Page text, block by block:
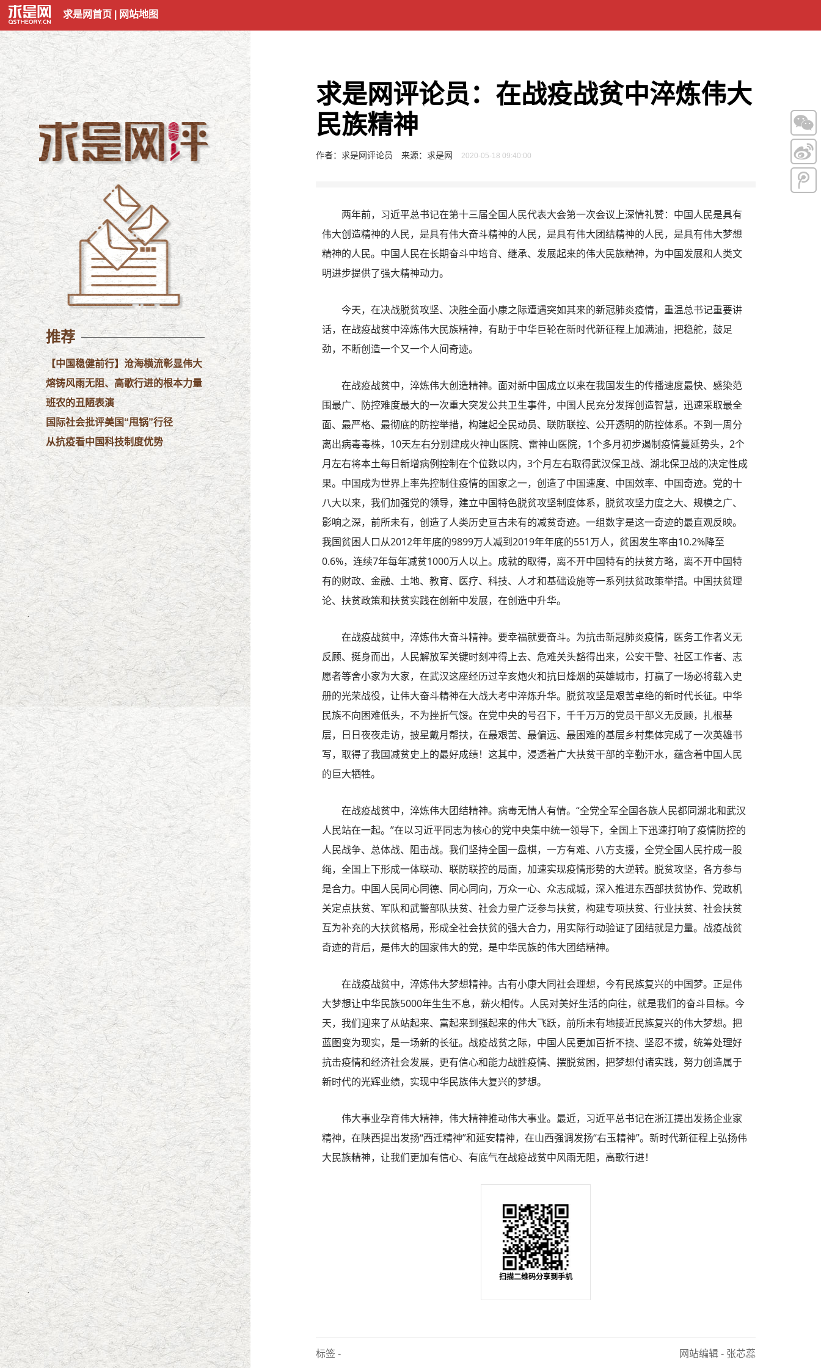
求是网首页 网站地图
推荐
【中国稳健前行】沧海横流彰显伟大
民族精神
熔铸风雨无阻、高歌行进的根本力量
班农的丑陋表演
国际社会批评美国“甩锅”行径
从抗疫看中国科技制度优势
求是网评论员：在战疫战贫中淬炼伟大
民族精神
作者：求是网评论员 来源：求是网 2020-05-18 09:40:00
两年前，习近平总书记在第十三届全国人民代表大会第一次会议上深情礼赞：中国人民是具有
伟大创造精神的人民，是具有伟大奋斗精神的人民，是具有伟大团结精神的人民，是具有伟大梦想
精神的人民。中国人民在长期奋斗中培育、继承、发展起来的伟大民族精神，为中国发展和人类文
明进步提供了强大精神动力。
今天，在决战脱贫攻坚、决胜全面小康之际遭遇突如其来的新冠肺炎疫情，重温总书记重要讲
话，在战疫战贫中淬炼伟大民族精神，有助于中华巨轮在新时代新征程上加满油，把稳舵，鼓足
劲，不断创造一个又一个人间奇迹。
在战疫战贫中，淬炼伟大创造精神。面对新中国成立以来在我国发生的传播速度最快、感染范
围最广、防控难度最大的一次重大突发公共卫生事件，中国人民充分发挥创造智慧，迅速采取最全
面、最严格、最彻底的防控举措，构建起全民动员、联防联控、公开透明的防控体系。不到一周分
离出病毒毒株，10天左右分别建成火神山医院、雷神山医院，1个多月初步遏制疫情蔓延势头，2个
月左右将本土每日新增病例控制在个位数以内，3个月左右取得武汉保卫战、湖北保卫战的决定性成
果。中国成为世界上率先控制住疫情的国家之一，创造了中国速度、中国效率、中国奇迹。党的十
八大以来，我们加强党的领导，建立中国特色脱贫攻坚制度体系，脱贫攻坚力度之大、规模之广、
影响之深，前所未有，创造了人类历史亘古未有的减贫奇迹。一组数字是这一奇迹的最直观反映。
我国贫困人口从2012年年底的9899万人减到2019年年底的551万人，贫困发生率由10.2%降至
0.6%，连续7年每年减贫1000万人以上。成就的取得，离不开中国特有的扶贫方略，离不开中国特
有的财政、金融、土地、教育、医疗、科技、人才和基础设施等一系列扶贫政策举措。中国扶贫理
论、扶贫政策和扶贫实践在创新中发展，在创造中升华。
在战疫战贫中，淬炼伟大奋斗精神。要幸福就要奋斗。为抗击新冠肺炎疫情，医务工作者义无
反顾、挺身而出，人民解放军关键时刻冲得上去、危难关头豁得出来，公安干警、社区工作者、志
愿者等舍小家为大家，在武汉这座经历过辛亥炮火和抗日烽烟的英雄城市，打赢了一场必将载入史
册的光荣战役，让伟大奋斗精神在大战大考中淬炼升华。脱贫攻坚是艰苦卓绝的新时代长征。中华
民族不向困难低头，不为挫折气馁。在党中央的号召下，千千万万的党员干部义无反顾，扎根基
层，日日夜夜走访，披星戴月帮扶，在最艰苦、最偏远、最困难的基层乡村集体完成了一次英雄书
写，取得了我国减贫史上的最好成绩！这其中，浸透着广大扶贫干部的辛勤汗水，蕴含着中国人民
的巨大牺牲。
在战疫战贫中，淬炼伟大团结精神。病毒无情人有情。“全党全军全国各族人民都同湖北和武汉
人民站在一起。”在以习近平同志为核心的党中央集中统一领导下，全国上下迅速打响了疫情防控的
人民战争、总体战、阻击战。我们坚持全国一盘棋，一方有难、八方支援，全党全国人民拧成一股
绳，全国上下形成一体联动、联防联控的局面，加速实现疫情形势的大逆转。脱贫攻坚，各方参与
是合力。中国人民同心同德、同心同向，万众一心、众志成城，深入推进东西部扶贫协作、党政机
关定点扶贫、军队和武警部队扶贫、社会力量广泛参与扶贫，构建专项扶贫、行业扶贫、社会扶贫
互为补充的大扶贫格局，形成全社会扶贫的强大合力，用实际行动验证了团结就是力量。战疫战贫
奇迹的背后，是伟大的国家伟大的党，是中华民族的伟大团结精神。
在战疫战贫中，淬炼伟大梦想精神。古有小康大同社会理想，今有民族复兴的中国梦。正是伟
大梦想让中华民族5000年生生不息，薪火相传。人民对美好生活的向往，就是我们的奋斗目标。今
天，我们迎来了从站起来、富起来到强起来的伟大飞跃，前所未有地接近民族复兴的伟大梦想。把
蓝图变为现实，是一场新的长征。战疫战贫之际，中国人民更加百折不挠、坚忍不拔，统筹处理好
抗击疫情和经济社会发展，更有信心和能力战胜疫情、摆脱贫困，把梦想付诸实践，努力创造属于
新时代的光辉业绩，实现中华民族伟大复兴的梦想。
伟大事业孕育伟大精神，伟大精神推动伟大事业。最近，习近平总书记在浙江提出发扬企业家
精神，在陕西提出发扬“西迁精神”和延安精神，在山西强调发扬“右玉精神”。新时代新征程上弘扬伟
大民族精神，让我们更加有信心、有底气在战疫战贫中风雨无阻，高歌行进！
扫描二维码分享到手机
标签 - 网站编辑 - 张芯蕊